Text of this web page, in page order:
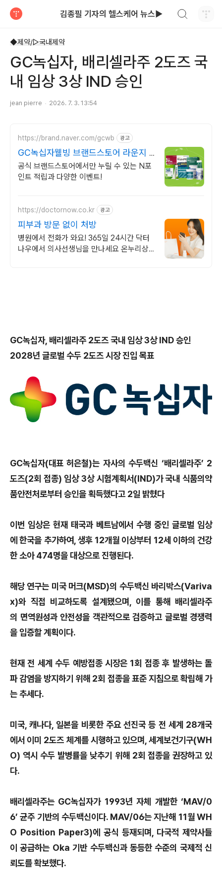
김종필 기자의 헬스케어 뉴스▶
◆제약/▷국내제약
GC녹십자, 배리셀라주 2도즈 국
내 임상 3상 IND 승인
jean pierre 2026. 7. 3. 13:54
https://brand.naver.com/gcwb 광고
GC녹십자웰빙 브랜드스토어 라운지 2
종 할인 쿠폰
공식 브랜드스토어에서만 누릴 수 있는 N포
인트 적립과 다양한 이벤트!
https://doctornow.co.kr 광고
피부과 방문 없이 처방
병원에서 전화가 와요! 365일 24시간 닥터
나우에서 의사선생님을 만나세요 온누리상
GC녹십자, 배리셀라주 2도즈 국내 임상 3상 IND 승인
2028년 글로벌 수두 2도즈 시장 진입 목표
GC녹십자(대표 허은철)는 자사의 수두백신 ‘배리셀라주’ 2
도즈(2회 접종) 임상 3상 시험계획서(IND)가 국내 식품의약
품안전처로부터 승인을 획득했다고 2일 밝혔다
이번 임상은 현재 태국과 베트남에서 수행 중인 글로벌 임상
에 한국을 추가하여, 생후 12개월 이상부터 12세 이하의 건강
한 소아 474명을 대상으로 진행된다.
해당 연구는 미국 머크(MSD)의 수두백신 바리박스(Variva
x)와 직접 비교하도록 설계됐으며, 이를 통해 배리셀라주
의 면역원성과 안전성을 객관적으로 검증하고 글로벌 경쟁력
을 입증할 계획이다.
현재 전 세계 수두 예방접종 시장은 1회 접종 후 발생하는 돌
파 감염을 방지하기 위해 2회 접종을 표준 지침으로 확립해 가
는 추세다.
미국, 캐나다, 일본을 비롯한 주요 선진국 등 전 세계 28개국
에서 이미 2도즈 체계를 시행하고 있으며, 세계보건기구(WH
O) 역시 수두 발병률을 낮추기 위해 2회 접종을 권장하고 있
다.
배리셀라주는 GC녹십자가 1993년 자체 개발한 ‘MAV/0
6’ 균주 기반의 수두백신이다. MAV/06는 지난해 11월 WH
O Position Paper3)에 공식 등재되며, 다국적 제약사들
이 공급하는 Oka 기반 수두백신과 동등한 수준의 국제적 신
뢰도를 확보했다.